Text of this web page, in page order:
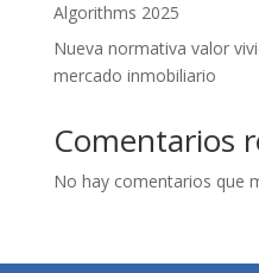
Algorithms 2025
Nueva normativa valor
mercado inmobiliario
Comentarios
No hay comentarios que